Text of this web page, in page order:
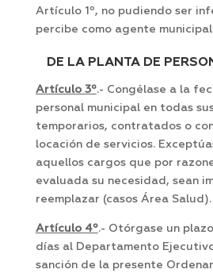
Artículo 1º, no pudiendo ser
percibe como agente
DE LA PLANTA DE
Artículo 3º.- Congélase a la
personal municipal en todas
temporarios, contratados o
locación de servicios.
aquellos cargos que por
evaluada su necesidad, sean
reemplazar (casos Área Salud).
Artículo 4º.- Otórgase un
días al Departamento
sanción de la presente